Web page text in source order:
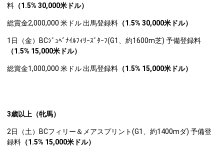
料 （1.5% 30,000米ドル）
総賞金2,000,000 米ドル 出馬登録料 （1.5% 30,000米ドル）
1日（金）BCｼﾞｭﾍﾞﾅｲﾙﾌｨﾘｰｽﾞﾀｰﾌ(G1、約1600m芝) 予備登録料
（1.5% 15,000米ドル）
総賞金1,000,000 米ドル 出馬登録料 （1.5% 15,000米ドル）
3歳以上（牝馬）
2日（土）BCフィリー＆メアスプリント(G1、約1400mダ) 予備登
録料 （1.5% 15,000米ドル）